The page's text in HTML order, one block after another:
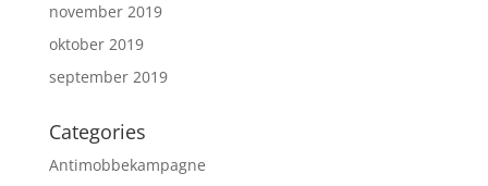
november 2019
oktober 2019
september 2019
Categories
Antimobbekampagne